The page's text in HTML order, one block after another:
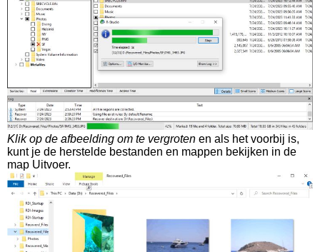
Klik op de afbeelding om te vergroten en als het voorbij is,
kunt je de herstelde bestanden en mappen bekijken in de
map Uitvoer.